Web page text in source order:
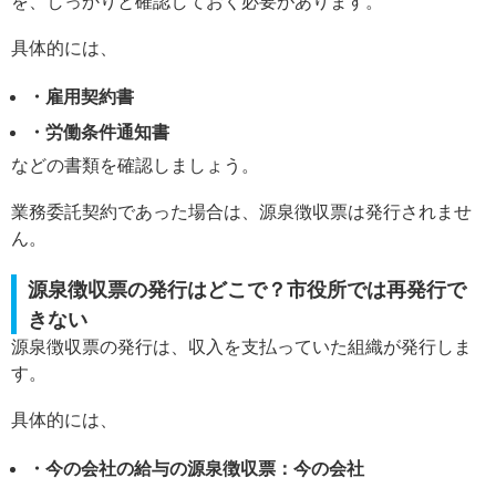
具体的には、
・雇用契約書
・労働条件通知書
などの書類を確認しましょう。
業務委託契約であった場合は、源泉徴収票は発行されませ
ん。
源泉徴収票の発行はどこで？市役所では再発行で
きない
源泉徴収票の発行は、収入を支払っていた組織が発行しま
す。
具体的には、
・今の会社の給与の源泉徴収票：今の会社